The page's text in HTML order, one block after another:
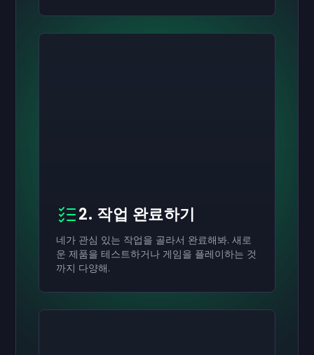
2. 작업 완료하기
네가 관심 있는 작업을 골라서 완료해봐. 새로
운 제품을 테스트하거나 게임을 플레이하는 것
까지 다양해.